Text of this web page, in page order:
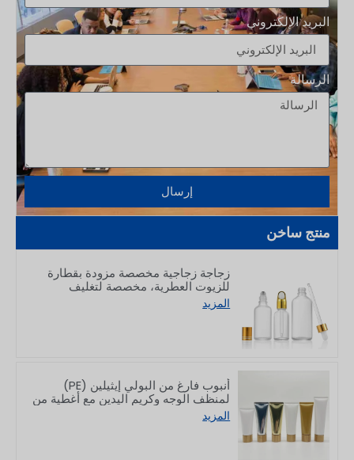
البريد الإلكتروني
الرسالة
إرسال
منتج ساخن
زجاجة زجاجية مخصصة مزودة بقطارة
للزيوت العطرية، مخصصة لتغليف
منتجات العناية بالبشرة، سعة 5–100 مل
المزيد
أنبوب فارغ من البولي إيثيلين (PE)
لمنظف الوجه وكريم اليدين مع أغطية من
الخيزران، سعة 50/80/100/150 غرام
المزيد